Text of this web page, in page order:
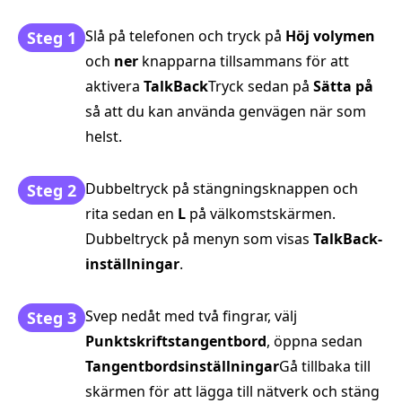
Steg 1 Slå på telefonen och tryck på Höj volymen
och ner knapparna tillsammans för att
aktivera TalkBackTryck sedan på Sätta på
så att du kan använda genvägen när som
helst.
Steg 2 Dubbeltryck på stängningsknappen och
rita sedan en L på välkomstskärmen.
Dubbeltryck på menyn som visas TalkBack-
inställningar.
Steg 3 Svep nedåt med två fingrar, välj
Punktskriftstangentbord, öppna sedan
TangentbordsinställningarGå tillbaka till
skärmen för att lägga till nätverk och stäng